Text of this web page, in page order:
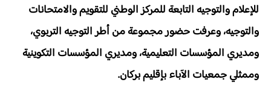
للإعلام والتوجيه التابعة للمركز الوطني للتقويم والامتحانات
والتوجيه، وعرفت حضور مجموعة من أطر التوجيه التربوي،
ومديري المؤسسات التعليمية، ومديري المؤسسات التكوينية
وممثلي جمعيات الآباء بإقليم بركان.